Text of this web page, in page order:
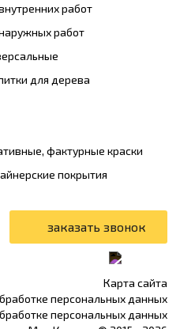
работ
работ
для дерева
фактурные краски
покрытия
Карта сайта
персональных данных
персональных данных